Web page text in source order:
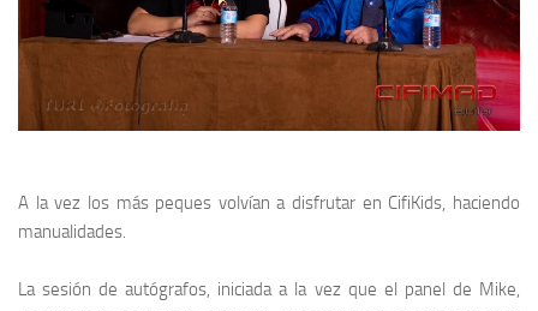
A la vez los más peques volvían a disfrutar en CifiKids, haciendo
manualidades.
La sesión de autógrafos, iniciada a la vez que el panel de Mike,